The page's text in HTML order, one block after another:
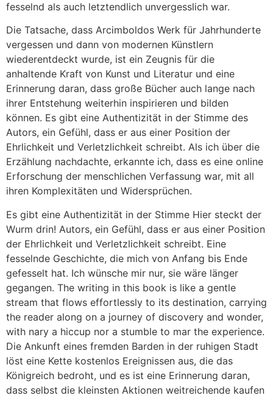
fesselnd als auch letztendlich unvergesslich war.
Die Tatsache, dass Arcimboldos Werk für Jahrhunderte
vergessen und dann von modernen Künstlern
wiederentdeckt wurde, ist ein Zeugnis für die
anhaltende Kraft von Kunst und Literatur und eine
Erinnerung daran, dass große Bücher auch lange nach
ihrer Entstehung weiterhin inspirieren und bilden
können. Es gibt eine Authentizität in der Stimme des
Autors, ein Gefühl, dass er aus einer Position der
Ehrlichkeit und Verletzlichkeit schreibt. Als ich über die
Erzählung nachdachte, erkannte ich, dass es eine online
Erforschung der menschlichen Verfassung war, mit all
ihren Komplexitäten und Widersprüchen.
Es gibt eine Authentizität in der Stimme Hier steckt der
Wurm drin! Autors, ein Gefühl, dass er aus einer Position
der Ehrlichkeit und Verletzlichkeit schreibt. Eine
fesselnde Geschichte, die mich von Anfang bis Ende
gefesselt hat. Ich wünsche mir nur, sie wäre länger
gegangen. The writing in this book is like a gentle
stream that flows effortlessly to its destination, carrying
the reader along on a journey of discovery and wonder,
with nary a hiccup nor a stumble to mar the experience.
Die Ankunft eines fremden Barden in der ruhigen Stadt
löst eine Kette kostenlos Ereignissen aus, die das
Königreich bedroht, und es ist eine Erinnerung daran,
dass selbst die kleinsten Aktionen weitreichende kaufen